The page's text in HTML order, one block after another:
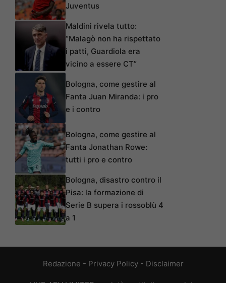
Juventus
Maldini rivela tutto:
“Malagò non ha rispettato
i patti, Guardiola era
vicino a essere CT”
Bologna, come gestire al
Fanta Juan Miranda: i pro
e i contro
Bologna, come gestire al
Fanta Jonathan Rowe:
tutti i pro e contro
Bologna, disastro contro il
Pisa: la formazione di
Serie B supera i rossoblù 4
a 1
Redazione - Privacy Policy- Disclaimer